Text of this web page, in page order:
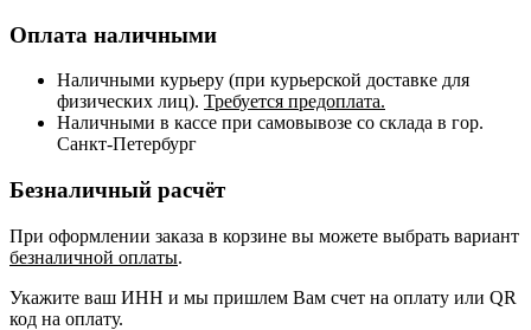
Оплата наличными
Наличными курьеру (при курьерской доставке для
физических лиц). Требуется предоплата.
Наличными в кассе при самовывозе со склада в гор.
Санкт-Петербург
Безналичный расчёт
При оформлении заказа в корзине вы можете выбрать вариант
безналичной оплаты.
Укажите ваш ИНН и мы пришлем Вам счет на оплату или QR
код на оплату.